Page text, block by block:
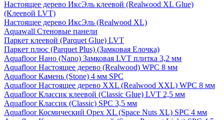
Настоящее дерево ИксЭль клеевой (Realwood XL Glue)
(Клеевой LVT)
Настоящее дерево ИксЭль (Realwood XL)
Aquawall Стеновые панели
Паркет клеевой (Parquet Glue) LVT
Паркет плюс (Parquet Plus) (Замковая Елочка)
Aquafloor Нано (Nano) Замковая LVT плитка 3,2 мм
Aquafloor Настоящее дерево (Realwood) WPC 8 мм
Aquafloor Камень (Stone) 4 мм SPC
Aquafloor Настоящее дерево XXL (Realwood XXL) WPC 8 мм
Aquafloor Классик клеевой (Classic Glue) LVT 2,5 мм
Aquafloor Классик (Classic) SPC 3,5 мм
Aquafloor Космический Орех XL (Space Nuts XL) SPC 4 мм